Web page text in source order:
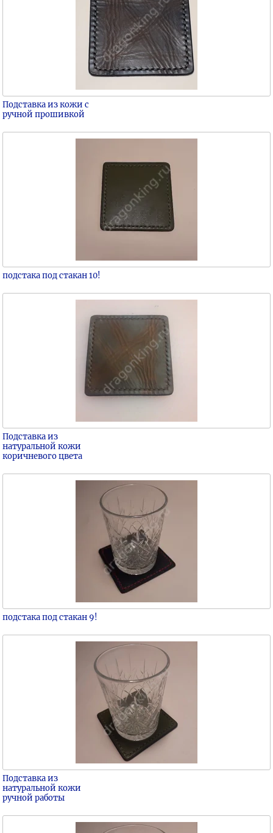
Подставка из кожи с
ручной прошивкой
подстака под стакан 10!
Подставка из
натуральной кожи
коричневого цвета
подстака под стакан 9!
Подставка из
натуральной кожи
ручной работы